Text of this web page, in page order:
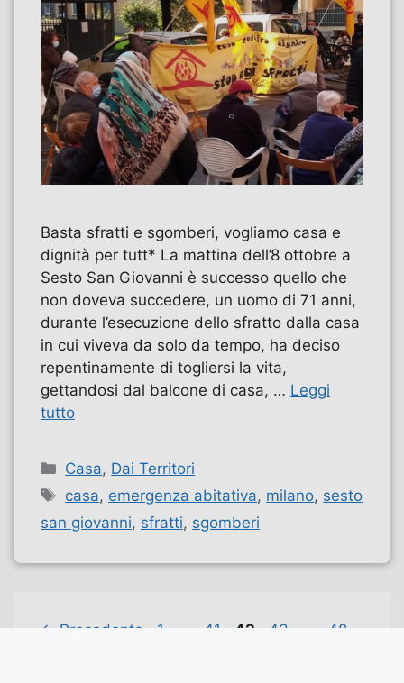
Basta sfratti e sgomberi, vogliamo casa e
dignità per tutt* La mattina dell’8 ottobre a
Sesto San Giovanni è successo quello che
non doveva succedere, un uomo di 71 anni,
durante l’esecuzione dello sfratto dalla casa
in cui viveva da solo da tempo, ha deciso
repentinamente di togliersi la vita,
gettandosi dal balcone di casa, … Leggi
tutto
Categorie
Casa, Dai Territori
Tag
casa, emergenza abitativa, milano, sesto
san giovanni, sfratti, sgomberi
← Precedente Pagina
1 Pagina
41 Pagina
42 Pagina
43 Pagina
48